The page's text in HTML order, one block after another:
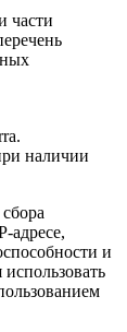
части
наличии
адресе,
и